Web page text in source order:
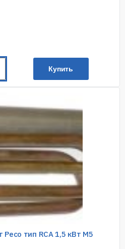
Купить
тип RCA 1,5 кВт M5